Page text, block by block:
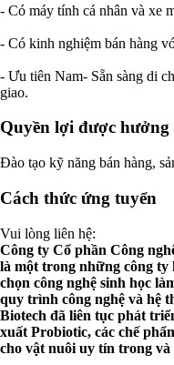
- Có máy tính cá nhân và xe
- Có kinh nghiệm bán hàng
- Ưu tiên Nam- Sẵn sàng di
giao.
Quyền lợi được hưởng
Đào tạo kỹ năng bán hàng,
Cách thức ứng tuyển
Vui lòng liên hệ:
Công ty Cổ phần Công
là một trong những công ty
chọn công nghệ sinh học
quy trình công nghệ và hệ
Biotech đã liên tục phát
xuất Probiotic, các chế
cho vật nuôi uy tín trong và